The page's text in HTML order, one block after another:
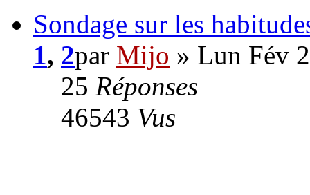
Sondage sur les
1, 2par Mijo » Lun Fév
25 Réponses
46543 Vus